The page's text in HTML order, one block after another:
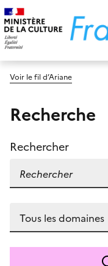
Voir le fil d’Ariane
Recherche
Rechercher